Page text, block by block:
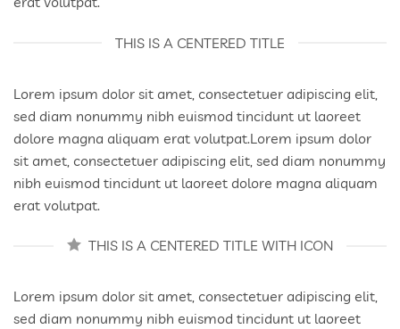
THIS IS A CENTERED TITLE
Lorem ipsum dolor sit amet, consectetuer adipiscing elit,
sed diam nonummy nibh euismod tincidunt ut laoreet
dolore magna aliquam erat volutpat.Lorem ipsum dolor
sit amet, consectetuer adipiscing elit, sed diam nonummy
nibh euismod tincidunt ut laoreet dolore magna aliquam
erat volutpat.
THIS IS A CENTERED TITLE WITH ICON
Lorem ipsum dolor sit amet, consectetuer adipiscing elit,
sed diam nonummy nibh euismod tincidunt ut laoreet